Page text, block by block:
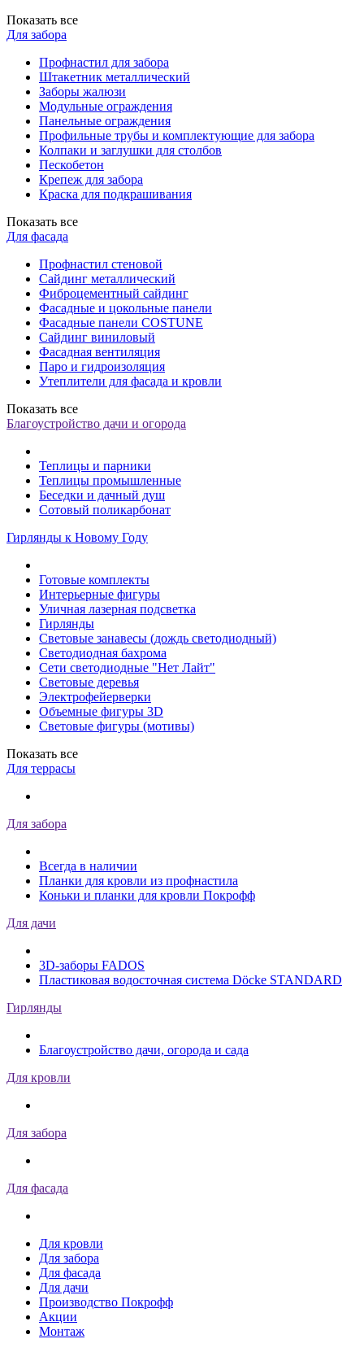
Показать все
Для забора
Профнастил для забора
Штакетник металлический
Заборы жалюзи
Модульные ограждения
Панельные ограждения
Профильные трубы и комплектующие для забора
Колпаки и заглушки для столбов
Пескобетон
Крепеж для забора
Краска для подкрашивания
Показать все
Для фасада
Профнастил стеновой
Сайдинг металлический
Фиброцементный сайдинг
Фасадные и цокольные панели
Фасадные панели COSTUNE
Сайдинг виниловый
Фасадная вентиляция
Паро и гидроизоляция
Утеплители для фасада и кровли
Показать все
Благоустройство дачи и огорода
Теплицы и парники
Теплицы промышленные
Беседки и дачный душ
Сотовый поликарбонат
Гирлянды к Новому Году
Готовые комплекты
Интерьерные фигуры
Уличная лазерная подсветка
Гирлянды
Световые занавесы (дождь светодиодный)
Светодиодная бахрома
Сети светодиодные "Нет Лайт"
Световые деревья
Электрофейерверки
Объемные фигуры 3D
Световые фигуры (мотивы)
Показать все
Для террасы
Для забора
Всегда в наличии
Планки для кровли из профнастила
Коньки и планки для кровли Покрофф
Для дачи
3D-заборы FADOS
Пластиковая водосточная система Döcke STANDARD
Гирлянды
Благоустройство дачи, огорода и сада
Для кровли
Для забора
Для фасада
Для кровли
Для забора
Для фасада
Для дачи
Производство Покрофф
Акции
Монтаж